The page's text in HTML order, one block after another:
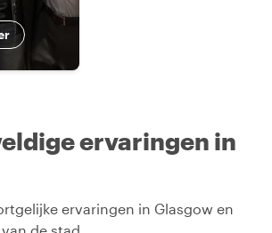
ervaringen in
ervaringen in Glasgow en